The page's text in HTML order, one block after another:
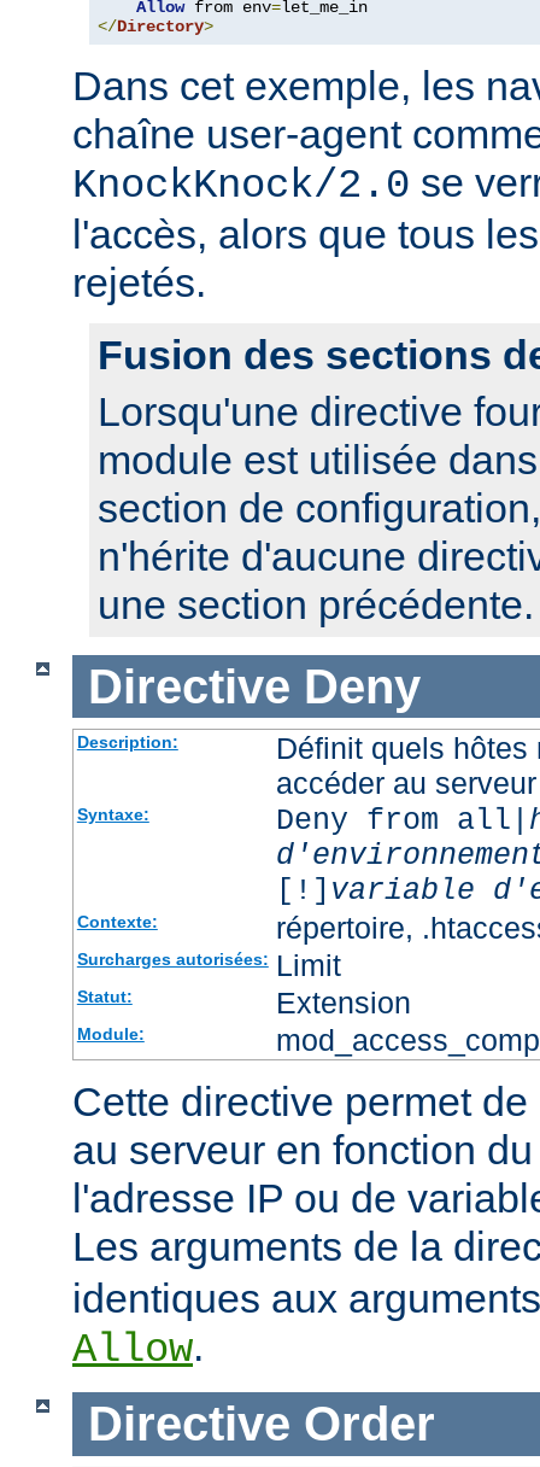
Allow from env=
</Directory>
Dans cet exemple, les
chaîne user-agent
KnockKnock/2.0 se
l'accès, alors que tous
rejetés.
Fusion des sections
Lorsqu'une directive
module est utilisée
section de
n'hérite d'aucune
une section précédente.
Directive Deny
Description:
Définit quels
accéder au serveur
Syntaxe: Deny from all|
[!] variable
Contexte: répertoire,
Surcharges autorisées: Limit
Statut: Extension
Module:
Cette directive permet
au serveur en fonction
l'adresse IP ou de
Les arguments de la
identiques aux
Allow.
Directive Order